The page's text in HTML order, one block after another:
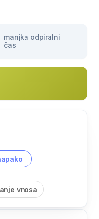
manjka odpiralni
čas
vnosa